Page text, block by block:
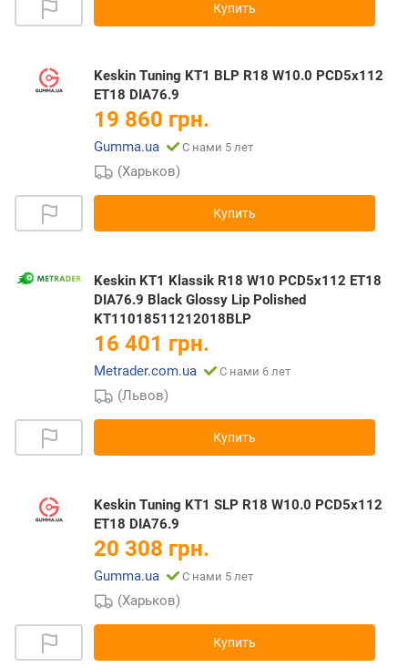
Купить
Keskin Tuning KT1 BLP R18 W10.0 PCD5x112
ET18 DIA76.9
19 860 грн.
Gumma.ua С нами 5 лет
(Харьков)
Купить
Keskin KT1 Klassik R18 W10 PCD5x112 ET18
DIA76.9 Black Glossy Lip Polished
KT11018511212018BLP
16 401 грн.
Metrader.com.ua С нами 6 лет
(Львов)
Купить
Keskin Tuning KT1 SLP R18 W10.0 PCD5x112
ET18 DIA76.9
20 308 грн.
Gumma.ua С нами 5 лет
(Харьков)
Купить